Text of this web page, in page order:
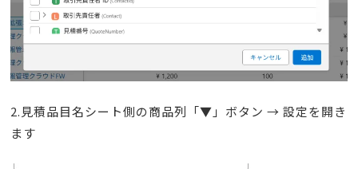
2.見積品目名シート側の商品列「▼」ボタン → 設定を開き
ます